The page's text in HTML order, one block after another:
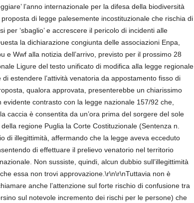
l’anno internazionale per la difesa della biodiversità
di legge palesemente incostituzionale che rischia di
per ‘sbaglio’ e accrescere il pericolo di incidenti alle
la dichiarazione congiunta delle associazioni Enpa,
e Wwf alla notizia dell’arrivo, previsto per il prossimo 28
Ligure del testo unificato di modifica alla legge regionale
estendere l’attività venatoria da appostamento fisso di
qualora approvata, presenterebbe un chiarissimo
contrasto con la legge nazionale 157/92 che,
caccia è consentita da un’ora prima del sorgere del sole
regione Puglia la Corte Costituzionale (Sentenza n.
di illegittimità, affermando che la legge aveva ecceduto
di effettuare il prelievo venatorio nel territorio
Non sussiste, quindi, alcun dubbio sull’illegittimità
essa non trovi approvazione.\r\n\r\nTuttavia non è
anche l’attenzione sul forte rischio di confusione tra
sul notevole incremento dei rischi per le persone) che